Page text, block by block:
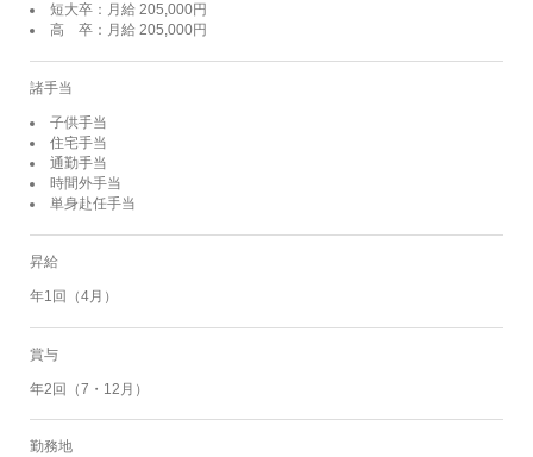
短大卒：月給 205,000円
高 卒：月給 205,000円
諸手当
子供手当
住宅手当
通勤手当
時間外手当
単身赴任手当
昇給
年1回（4月）
賞与
年2回（7・12月）
勤務地